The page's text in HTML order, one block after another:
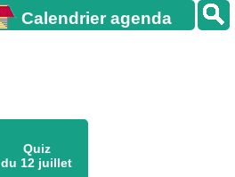
Calendrier agenda
Quiz
du 12 juillet